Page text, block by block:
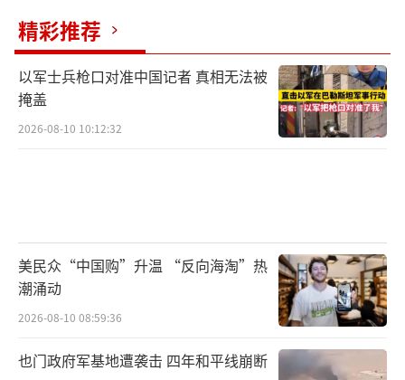
精彩推荐
以军士兵枪口对准中国记者 真相无法被
掩盖
2026-08-10 10:12:32
美民众“中国购”升温 “反向海淘”热
潮涌动
2026-08-10 08:59:36
也门政府军基地遭袭击 四年和平线崩断